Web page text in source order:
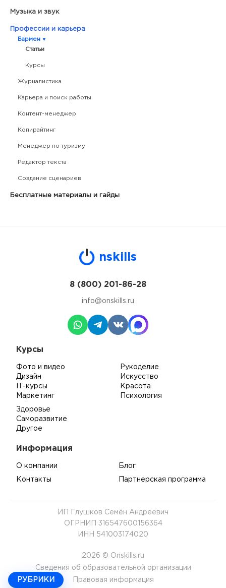
Музыка и звук
Профессии и карьера
Бармен
Статьи
Курсы
Журналистика
Карьера и поиск работы
Контент-менеджер
Копирайтинг
Менеджер по туризму
Редактор текста
Создание сценариев
Бесплатные материалы и гайды
РУБРИКИ
nskills
8 (800) 201-86-28
info@onskills.ru
Курсы
Фото и видео
Дизайн
IT-курсы
Маркетинг
Рукоделие
Искусство
Красота
Психология
Здоровье
Саморазвитие
Другое
Информация
О компании Блог
Контакты Партнерская программа
ИП Глушков Семён Андреевич
ОГРНИП 316547600156364
ИНН 541003174020
2026 © Onskills.ru
Сведения об образовательной организации
Правовая информация